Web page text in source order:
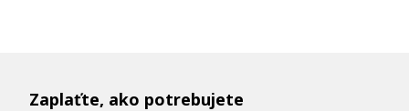
Zaplaťte, ako potrebujete